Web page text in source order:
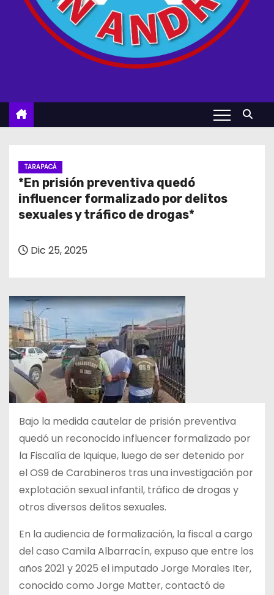
TARAPACÁ
*En prisión preventiva quedó
influencer formalizado por delitos
sexuales y tráfico de drogas*
Dic 25, 2025
Bajo la medida cautelar de prisión preventiva
quedó un reconocido influencer formalizado por
la Fiscalía de Iquique, luego de ser detenido por
el OS9 de Carabineros tras una investigación por
explotación sexual infantil, tráfico de drogas y
otros diversos delitos sexuales.
En la audiencia de formalización, la fiscal a cargo
del caso Camila Albarracín, expuso que entre los
años 2021 y 2025 el imputado Jorge Morales Iter,
conocido como Jorge Matter, contactó de